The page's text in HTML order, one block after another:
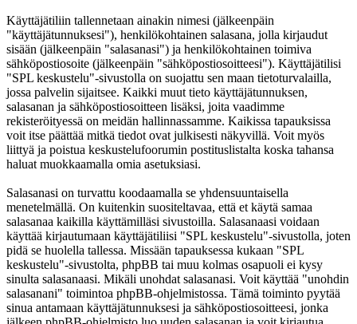
Käyttäjätiliin tallennetaan ainakin nimesi (jälkeenpäin
"käyttäjätunnuksesi"), henkilökohtainen salasana, jolla kirjaudut
sisään (jälkeenpäin "salasanasi") ja henkilökohtainen toimiva
sähköpostiosoite (jälkeenpäin "sähköpostiosoitteesi"). Käyttäjätilisi
"SPL keskustelu"-sivustolla on suojattu sen maan tietoturvalailla,
jossa palvelin sijaitsee. Kaikki muut tieto käyttäjätunnuksen,
salasanan ja sähköpostiosoitteen lisäksi, joita vaadimme
rekisteröityessä on meidän hallinnassamme. Kaikissa tapauksissa
voit itse päättää mitkä tiedot ovat julkisesti näkyvillä. Voit myös
liittyä ja poistua keskustelufoorumin postituslistalta koska tahansa
haluat muokkaamalla omia asetuksiasi.
Salasanasi on turvattu koodaamalla se yhdensuuntaisella
menetelmällä. On kuitenkin suositeltavaa, että et käytä samaa
salasanaa kaikilla käyttämilläsi sivustoilla. Salasanaasi voidaan
käyttää kirjautumaan käyttäjätiliisi "SPL keskustelu"-sivustolla, joten
pidä se huolella tallessa. Missään tapauksessa kukaan "SPL
keskustelu"-sivustolta, phpBB tai muu kolmas osapuoli ei kysy
sinulta salasanaasi. Mikäli unohdat salasanasi. Voit käyttää "unohdin
salasanani" toimintoa phpBB-ohjelmistossa. Tämä toiminto pyytää
sinua antamaan käyttäjätunnuksesi ja sähköpostiosoitteesi, jonka